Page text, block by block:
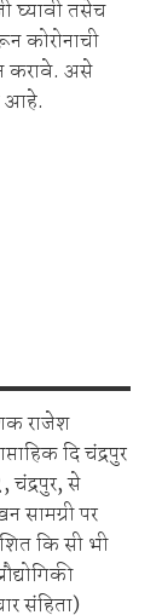
घ्यावी तसेच
कोरोनाची
करावे. असे
आहे.
राजेश
दि चंद्रपुर
चंद्रपुर, से
सामग्री पर
कि सी भी
संहिता)